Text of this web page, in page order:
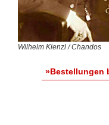
Wilhelm Kienzl / Chandos
»Bestellungen